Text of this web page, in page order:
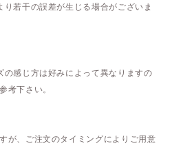
若干の誤差が生じる場合がございま
感じ方は好みによって異なりますの
考下さい。
が、ご注文のタイミングによりご用意